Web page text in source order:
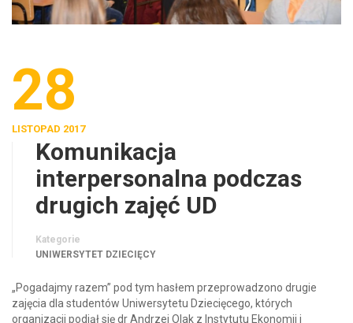
28
LISTOPAD 2017
Komunikacja
interpersonalna podczas
drugich zajęć UD
UNIWERSYTET DZIECIĘCY
zajęcia dla studentów Uniwersytetu Dziecięcego, których
organizacji podjął się dr Andrzej Olak z Instytutu Ekonomii i
Zarządzania.